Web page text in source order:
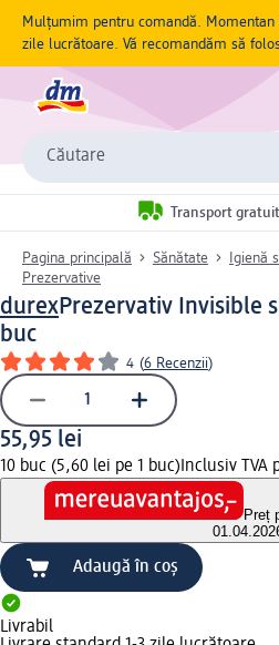
Mulțumim pentru comandă.
zile lucrătoare. Vă recomandăm să
Căutare
Transport
Pagina principală Sănătate
Igienă
Prezervative
durexPrezervativ Invisible
buc
4 (6 Recenzii)
55,95 lei
10 buc (5,60 lei pe 1 buc) Inclusiv TVA
Preț
Adaugă în coș
Livrabil